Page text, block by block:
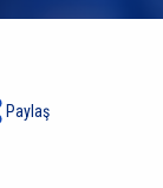
Paylaş